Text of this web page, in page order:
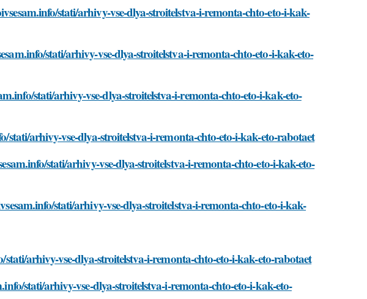
stati/arhivy-vse-dlya-stroitelstva-i-remonta-chto-eto-i-kak-
stati/arhivy-vse-dlya-stroitelstva-i-remonta-chto-eto-i-kak-eto-
stati/arhivy-vse-dlya-stroitelstva-i-remonta-chto-eto-i-kak-eto-
arhivy-vse-dlya-stroitelstva-i-remonta-chto-eto-i-kak-eto-rabotaet
stati/arhivy-vse-dlya-stroitelstva-i-remonta-chto-eto-i-kak-eto-
stati/arhivy-vse-dlya-stroitelstva-i-remonta-chto-eto-i-kak-
arhivy-vse-dlya-stroitelstva-i-remonta-chto-eto-i-kak-eto-rabotaet
stati/arhivy-vse-dlya-stroitelstva-i-remonta-chto-eto-i-kak-eto-